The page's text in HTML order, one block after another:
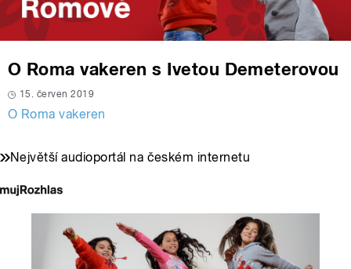
O Roma vakeren s Ivetou Demeterovou
15. červen 2019
O Roma vakeren
Největší audioportál na českém internetu